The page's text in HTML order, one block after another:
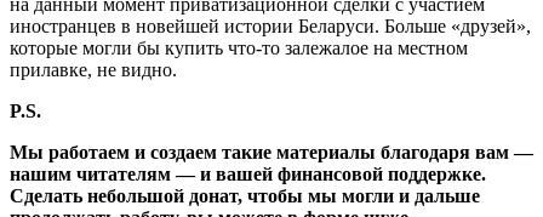
на данный момент приватизационной сделки с участием
иностранцев в новейшей истории Беларуси. Больше «друзей»,
которые могли бы купить что-то залежалое на местном
прилавке, не видно.
P.S.
Мы работаем и создаем такие материалы благодаря вам —
нашим читателям — и вашей финансовой поддержке.
Сделать небольшой донат, чтобы мы могли и дальше